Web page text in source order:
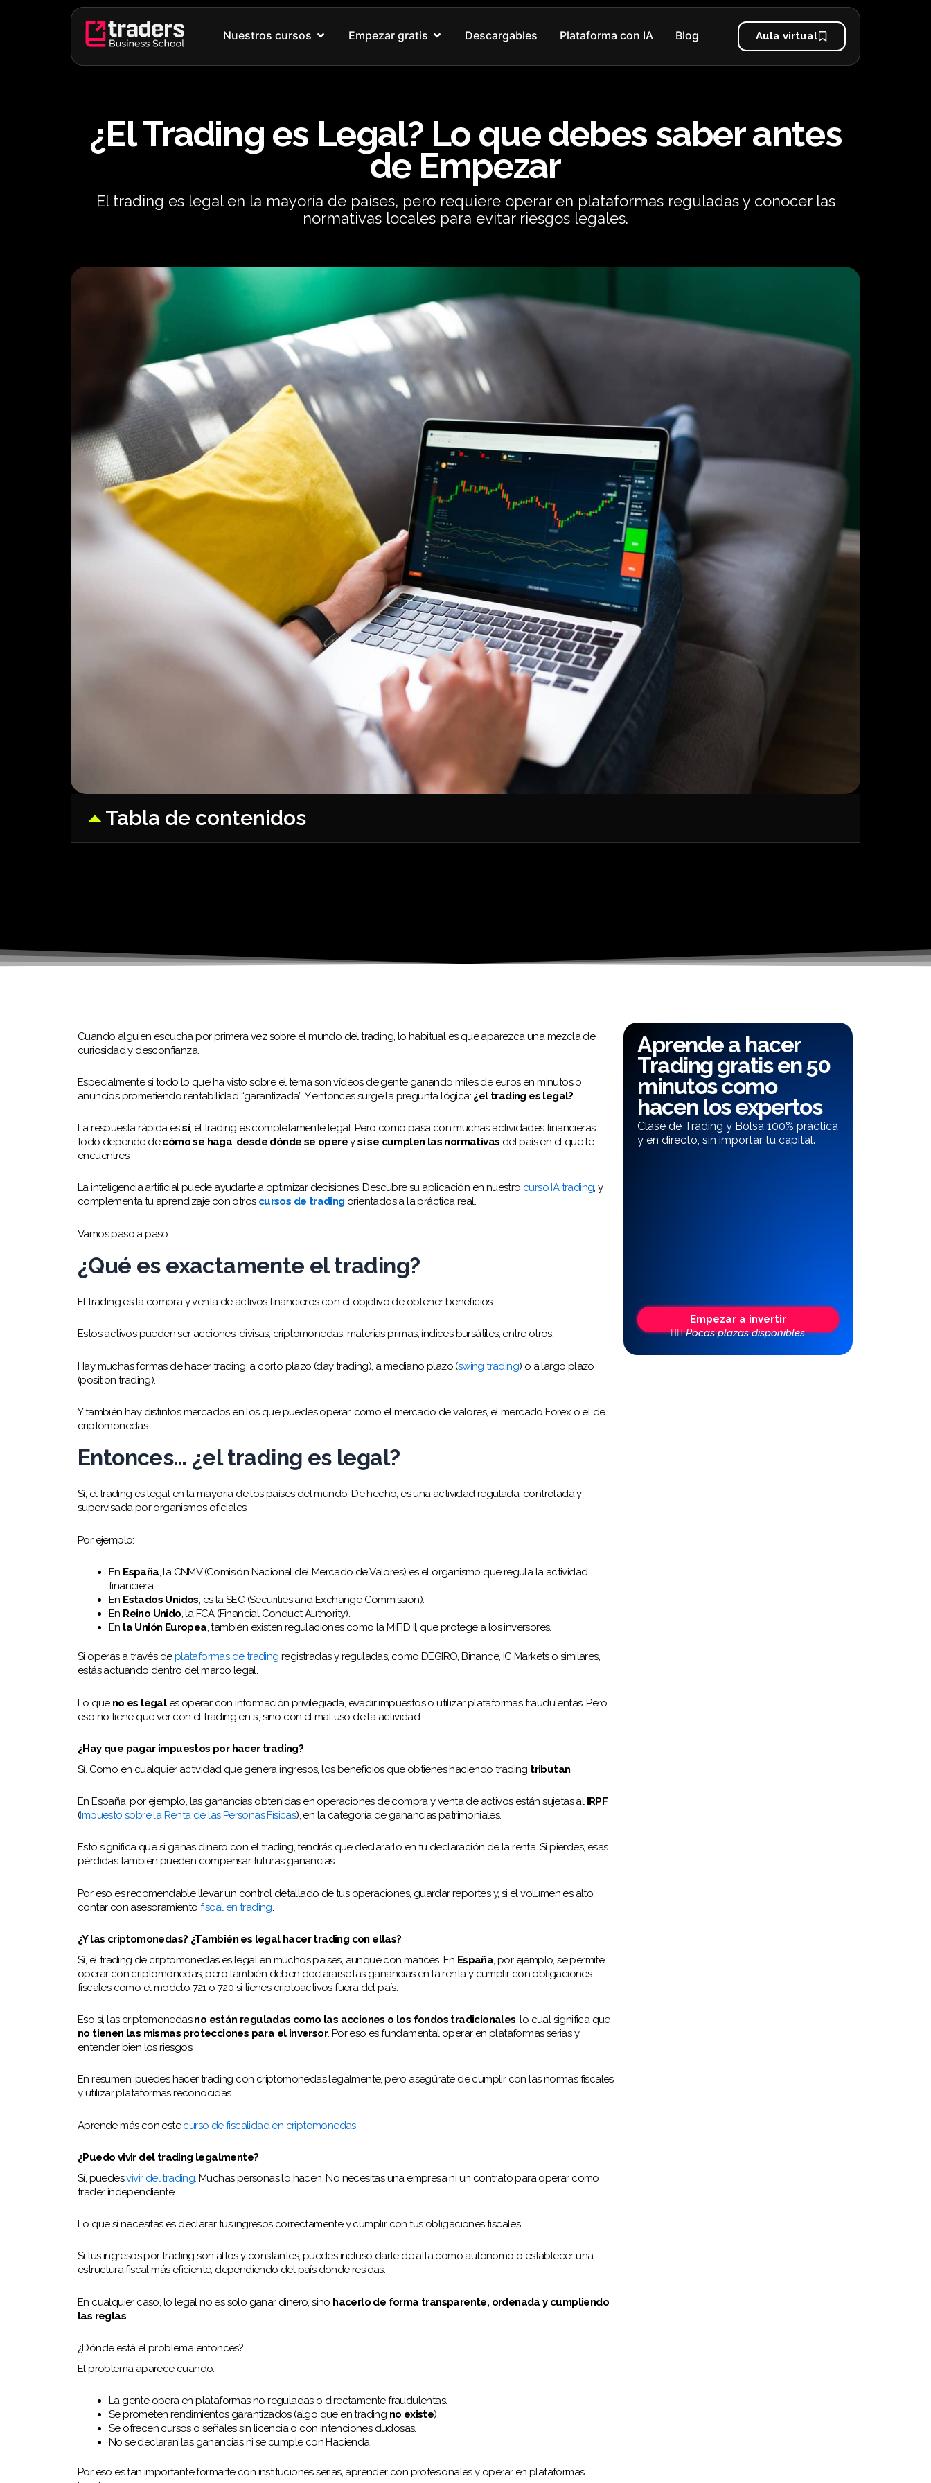
Nuestros cursos Abrir Nuestros cursos
Empezar gratis Abrir Empezar gratis
Descargables Plataforma con IA Blog Aula virtual
¿El Trading es Legal? Lo que debes saber antes
de Empezar
El trading es legal en la mayoría de países, pero requiere operar en plataformas reguladas y conocer las
normativas locales para evitar riesgos legales.
Tabla de contenidos
Cuando alguien escucha por primera vez sobre el mundo del trading, lo habitual es que aparezca una mezcla de
curiosidad y desconfianza.
Especialmente si todo lo que ha visto sobre el tema son vídeos de gente ganando miles de euros en minutos o
anuncios prometiendo rentabilidad “garantizada”. Y entonces surge la pregunta lógica: ¿el trading es legal?
La respuesta rápida essí, el trading es completamente legal. Pero como pasa con muchas actividades financieras,
todo depende decómo se haga, desde dónde se opereysi se cumplen las normativas del país en el que te
encuentres.
La inteligencia artificial puede ayudarte a optimizar decisiones. Descubre su aplicación en nuestro curso IA trading,y
complementa tu aprendizaje con otros cursos de trading orientados a la práctica real.
Vamos paso a paso.
¿Qué es exactamente el trading?
El trading es la compra y venta de activos financieros con el objetivo de obtener beneficios.
Estos activos pueden ser acciones, divisas, criptomonedas, materias primas, índices bursátiles, entre otros.
Hay muchas formas de hacer trading: a corto plazo (day trading), a mediano plazo (swing trading) o a largo plazo
(position trading).
Y también hay distintos mercados en los que puedes operar, como el mercado de valores, el mercado Forex o el de
criptomonedas.
Entonces… ¿el trading es legal?
Sí, el trading es legal en la mayoría de los países del mundo. De hecho, es una actividad regulada, controlada y
supervisada por organismos oficiales.
Por ejemplo:
En España, la CNMV (Comisión Nacional del Mercado de Valores) es el organismo que regula la actividad
financiera.
En Estados Unidos, es la SEC (Securities and Exchange Commission).
En Reino Unido, la FCA (Financial Conduct Authority).
En la Unión Europea, también existen regulaciones como la MiFID II, que protege a los inversores.
Si operas a través deplataformas de trading registradas y reguladas, como DEGIRO, Binance, IC Markets o similares,
estás actuando dentro del marco legal.
Lo que no es legales operar con información privilegiada, evadir impuestos o utilizar plataformas fraudulentas. Pero
eso no tiene que ver con el trading en sí, sino con el mal uso de la actividad.
¿Hay que pagar impuestos por hacer trading?
Sí. Como en cualquier actividad que genera ingresos, los beneficios que obtienes haciendo trading tributan.
En España, por ejemplo, las ganancias obtenidas en operaciones de compra y venta de activos están sujetas al IRPF
(Impuesto sobre la Renta de las Personas Físicas), en la categoría de ganancias patrimoniales.
Esto significa que si ganas dinero con el trading, tendrás que declararlo en tu declaración de la renta. Si pierdes, esas
pérdidas también pueden compensar futuras ganancias.
Por eso es recomendable llevar un control detallado de tus operaciones, guardar reportes y, si el volumen es alto,
contar con asesoramiento fiscal en trading.
¿Y las criptomonedas? ¿También es legal hacer trading con ellas?
Sí, el trading de criptomonedas es legal en muchos países, aunque con matices. En España, por ejemplo, se permite
operar con criptomonedas, pero también deben declararse las ganancias en la renta y cumplir con obligaciones
fiscales como el modelo 721 o 720 si tienes criptoactivos fuera del país.
Eso sí, las criptomonedasno están reguladas como las acciones o los fondos tradicionales, lo cual significa que
no tienen las mismas protecciones para el inversor. Por eso es fundamental operar en plataformas serias y
entender bien los riesgos.
En resumen: puedes hacer trading con criptomonedas legalmente, pero asegúrate de cumplir con las normas fiscales
y utilizar plataformas reconocidas.
Aprende más con estecurso de fiscalidad en criptomonedas
¿Puedo vivir del trading legalmente?
Sí, puedesvivir del trading. Muchas personas lo hacen. No necesitas una empresa ni un contrato para operar como
trader independiente.
Lo que sí necesitas es declarar tus ingresos correctamente y cumplir con tus obligaciones fiscales.
Si tus ingresos por trading son altos y constantes, puedes incluso darte de alta como autónomo o establecer una
estructura fiscal más eficiente, dependiendo del país donde residas.
En cualquier caso, lo legal no es solo ganar dinero, sino hacerlo de forma transparente, ordenada y cumpliendo
las reglas.
¿Dónde está el problema entonces?
El problema aparece cuando:
La gente opera en plataformas no reguladas o directamente fraudulentas.
Se prometen rendimientos garantizados (algo que en trading no existe).
Se ofrecen cursos o señales sin licencia o con intenciones dudosas.
No se declaran las ganancias ni se cumple con Hacienda.
Por eso es tan importante formarte con instituciones serias, aprender con profesionales y operar en plataformas
Aprende a hacer
Trading gratis en 50
minutos como
hacen los expertos
Clase de Trading y Bolsa 100% práctica
y en directo, sin importar tu capital.
Empezar a invertir
👆🏼 Pocas plazas disponibles